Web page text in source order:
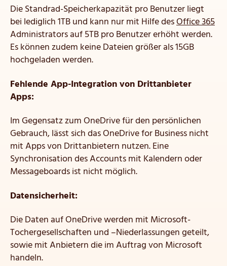
Die Standrad-Speicherkapazität pro Benutzer liegt
bei lediglich 1TB und kann nur mit Hilfe desOffice 365
Administrators auf 5TB pro Benutzer erhöht werden.
Es können zudem keine Dateien größer als 15GB
hochgeladen werden.
Fehlende App-Integration von Drittanbieter
Apps:
Im Gegensatz zum OneDrive für den persönlichen
Gebrauch, lässt sich das OneDrive for Business nicht
mit Apps von Drittanbietern nutzen. Eine
Synchronisation des Accounts mit Kalendern oder
Messageboards ist nicht möglich.
Datensicherheit:
Die Daten auf OneDrive werden mit Microsoft-
Tochergesellschaften und –Niederlassungen geteilt,
sowie mit Anbietern die im Auftrag von Microsoft
handeln.